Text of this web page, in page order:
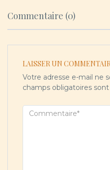
Commentaire (0)
LAISSER UN
Votre adresse e-mail ne
champs obligatoires